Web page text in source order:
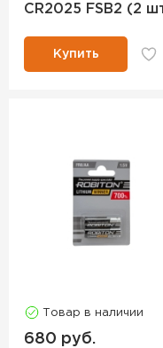
CR2025 FSB2 (2
Купить
Товар в наличии
680 руб.